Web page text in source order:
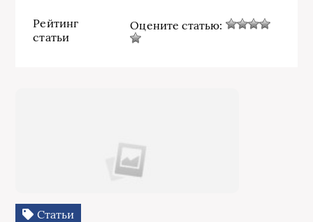
Рейтинг
статьи
Оцените статью:
Статьи